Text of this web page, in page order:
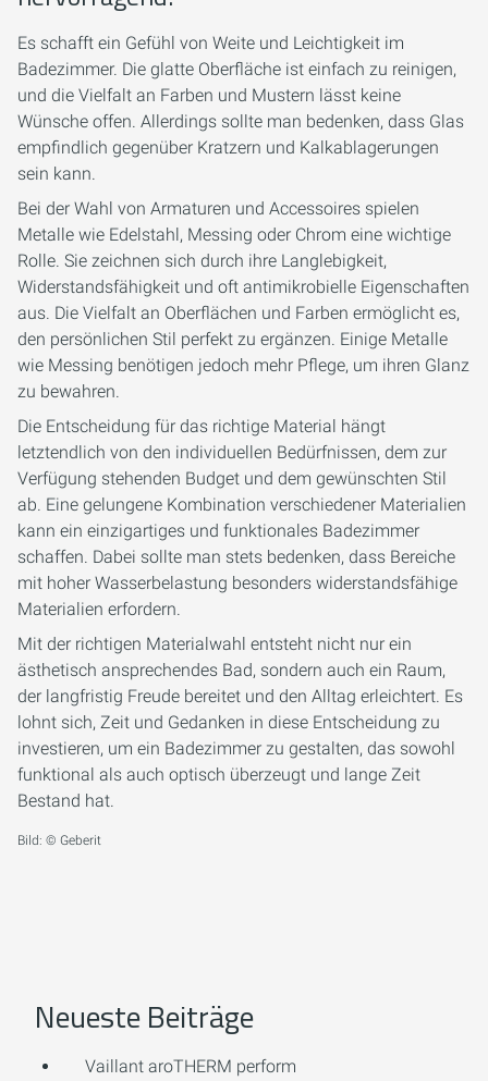
Es schafft ein Gefühl von Weite und Leichtigkeit im
Badezimmer. Die glatte Oberfläche ist einfach zu reinigen,
und die Vielfalt an Farben und Mustern lässt keine
Wünsche offen. Allerdings sollte man bedenken, dass Glas
empfindlich gegenüber Kratzern und Kalkablagerungen
sein kann.
Bei der Wahl von Armaturen und Accessoires spielen
Metalle wie Edelstahl, Messing oder Chrom eine wichtige
Rolle. Sie zeichnen sich durch ihre Langlebigkeit,
Widerstandsfähigkeit und oft antimikrobielle Eigenschaften
aus. Die Vielfalt an Oberflächen und Farben ermöglicht es,
den persönlichen Stil perfekt zu ergänzen. Einige Metalle
wie Messing benötigen jedoch mehr Pflege, um ihren Glanz
zu bewahren.
Die Entscheidung für das richtige Material hängt
letztendlich von den individuellen Bedürfnissen, dem zur
Verfügung stehenden Budget und dem gewünschten Stil
ab. Eine gelungene Kombination verschiedener Materialien
kann ein einzigartiges und funktionales Badezimmer
schaffen. Dabei sollte man stets bedenken, dass Bereiche
mit hoher Wasserbelastung besonders widerstandsfähige
Materialien erfordern.
Mit der richtigen Materialwahl entsteht nicht nur ein
ästhetisch ansprechendes Bad, sondern auch ein Raum,
der langfristig Freude bereitet und den Alltag erleichtert. Es
lohnt sich, Zeit und Gedanken in diese Entscheidung zu
investieren, um ein Badezimmer zu gestalten, das sowohl
funktional als auch optisch überzeugt und lange Zeit
Bestand hat.
Bild: © Geberit
Neueste Beiträge
Vaillant aroTHERM perform